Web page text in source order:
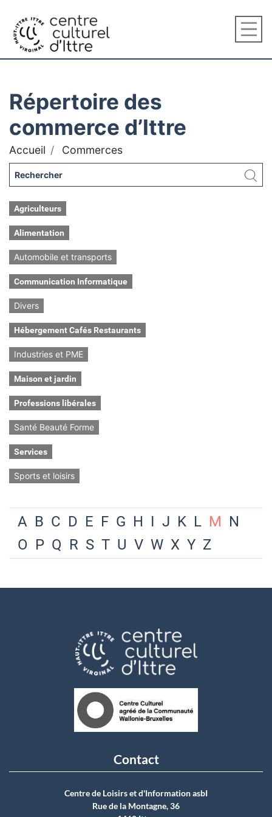
Répertoire des
commerce d’Ittre
Accueil Commerces
Agriculteurs
Alimentation
Automobile et transports
Communication Informatique
Divers
Hébergement Cafés Restaurants
Industries et PME
Maison et jardin
Professions libérales
Santé Beauté Forme
Services
Sports et loisirs
A B C D E F G H I J K L M N
O P Q R S T U V W X Y Z
Contact
Centre de Loisirs et d'Information asbI
Rue de la Montagne, 36